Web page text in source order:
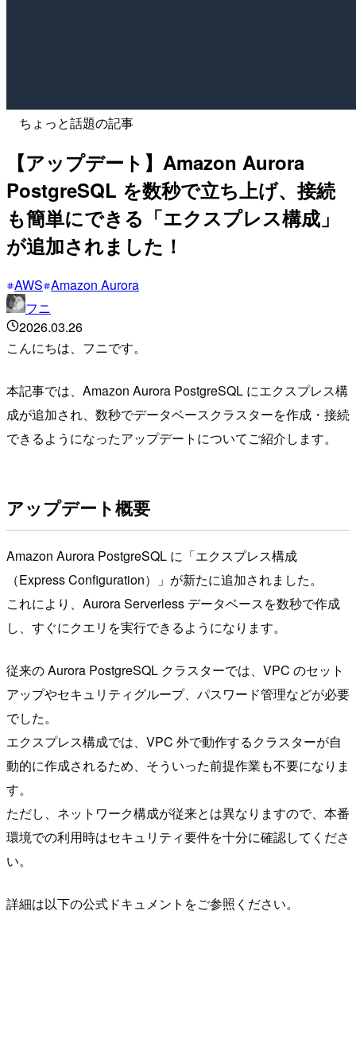
ちょっと話題の記事
【アップデート】Amazon Aurora
PostgreSQL を数秒で立ち上げ、接続
も簡単にできる「エクスプレス構成」
が追加されました！
AWS Amazon Aurora
フニ
2026.03.26
こんにちは、フニです。
本記事では、Amazon Aurora PostgreSQL にエクスプレス構
成が追加され、数秒でデータベースクラスターを作成・接続
できるようになったアップデートについてご紹介します。
アップデート概要
Amazon Aurora PostgreSQL に「エクスプレス構成
（Express Configuration）」が新たに追加されました。
これにより、Aurora Serverless データベースを数秒で作成
し、すぐにクエリを実行できるようになります。
従来の Aurora PostgreSQL クラスターでは、VPC のセット
アップやセキュリティグループ、パスワード管理などが必要
でした。
エクスプレス構成では、VPC 外で動作するクラスターが自
動的に作成されるため、そういった前提作業も不要になりま
す。
ただし、ネットワーク構成が従来とは異なりますので、本番
環境での利用時はセキュリティ要件を十分に確認してくださ
い。
詳細は以下の公式ドキュメントをご参照ください。